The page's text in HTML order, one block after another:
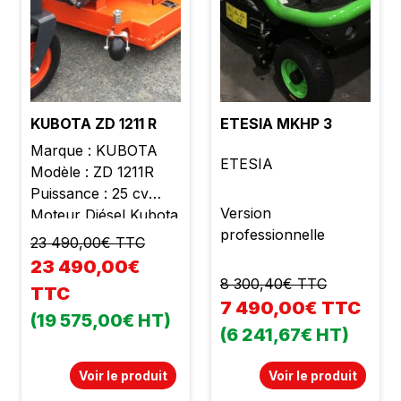
KUBOTA ZD 1211 R
Marque : KUBOTA
Modèle : ZD 1211R
Puissance : 25 cv
Moteur Diésel Kubota
3 cylindres Cylindrée :
1123 cc Poids : 800 kg
Largeur de coupe :
1m52 Hauteur de
coupe réglable de 25
coupe mécano soudé
Siège confort avec
23 490,00€ TTC
23 490,00€
TTC
(19 575,00€ HT)
Voir le produit
ETESIA MKHP 3
ETESIA
Version
professionnelle
8 300,40€ TTC
7 490,00€ TTC
(6 241,67€ HT)
Voir le produit